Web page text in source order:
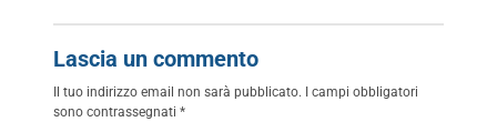
Lascia un commento
Il tuo indirizzo email non sarà pubblicato. I campi obbligatori
sono contrassegnati *